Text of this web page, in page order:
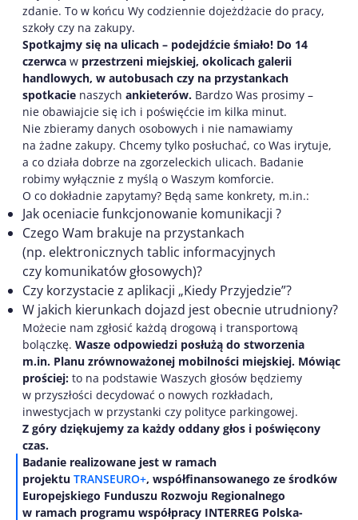
zdanie. To w końcu Wy codziennie dojeżdżacie do pracy,
szkoły czy na zakupy.
Spotkajmy się na ulicach – podejdźcie śmiało! Do 14
czerwca w przestrzeni miejskiej, okolicach galerii
handlowych, w autobusach czy na przystankach
spotkacie naszych ankieterów. Bardzo Was prosimy –
nie obawiajcie się ich i poświęćcie im kilka minut.
Nie zbieramy danych osobowych i nie namawiamy
na żadne zakupy. Chcemy tylko posłuchać, co Was irytuje,
a co działa dobrze na zgorzeleckich ulicach. Badanie
robimy wyłącznie z myślą o Waszym komforcie.
O co dokładnie zapytamy? Będą same konkrety, m.in.:
Jak oceniacie funkcjonowanie komunikacji ?
Czego Wam brakuje na przystankach
(np. elektronicznych tablic informacyjnych
czy komunikatów głosowych)?
Czy korzystacie z aplikacji „Kiedy Przyjedzie”?
W jakich kierunkach dojazd jest obecnie utrudniony?
Możecie nam zgłosić każdą drogową i transportową
bolączkę. Wasze odpowiedzi posłużą do stworzenia
m.in. Planu zrównoważonej mobilności miejskiej. Mówiąc
prościej: to na podstawie Waszych głosów będziemy
w przyszłości decydować o nowych rozkładach,
inwestycjach w przystanki czy polityce parkingowej.
Z góry dziękujemy za każdy oddany głos i poświęcony
czas.
Badanie realizowane jest w ramach
projektu TRANSEURO+, współfinansowanego ze środków
Europejskiego Funduszu Rozwoju Regionalnego
w ramach programu współpracy INTERREG Polska-